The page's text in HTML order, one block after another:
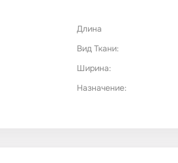
Длина
Вид Ткани:
Ширина:
Назначение: